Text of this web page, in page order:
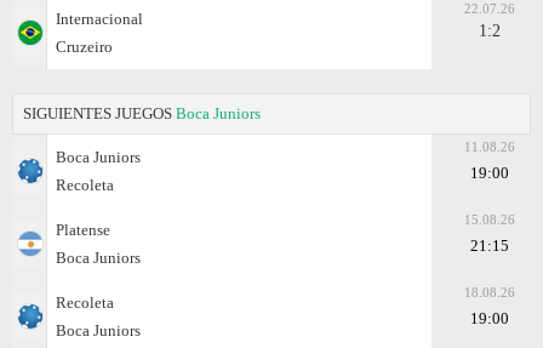
Internacional
Cruzeiro
22.07.26
1:2
SIGUIENTES JUEGOS Boca Juniors
Boca Juniors
Recoleta
11.08.26
19:00
Platense
Boca Juniors
15.08.26
21:15
Recoleta
Boca Juniors
18.08.26
19:00